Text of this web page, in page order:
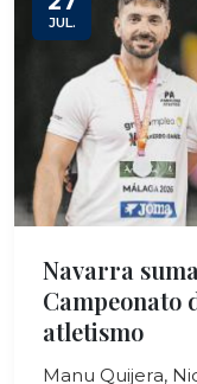
JUL.
Navarra
Campeonato
atletismo
Manu Quijera,